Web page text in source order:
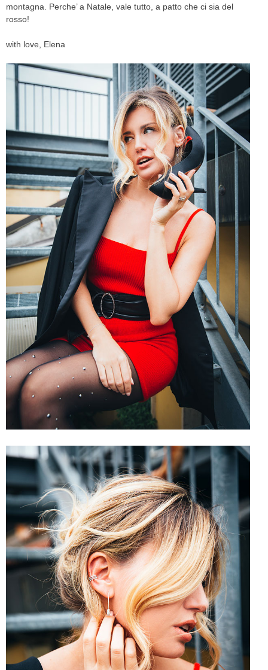
montagna. Perche’ a Natale, vale tutto, a patto che ci sia del
rosso!
with love, Elena